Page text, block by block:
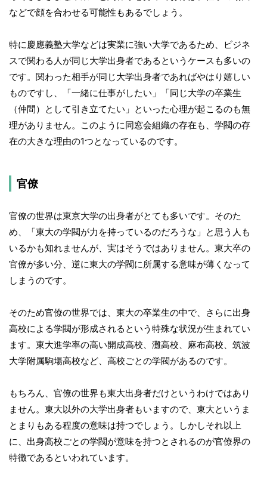
などで顔を合わせる可能性もあるでしょう。
特に慶應義塾大学などは実業に強い大学であるため、ビジネ
スで関わる人が同じ大学出身者であるというケースも多いの
です。関わった相手が同じ大学出身者であればやはり嬉しい
ものですし、「一緒に仕事がしたい」「同じ大学の卒業生
（仲間）として引き立てたい」といった心理が起こるのも無
理がありません。このように同窓会組織の存在も、学閥の存
在の大きな理由の1つとなっているのです。
官僚
官僚の世界は東京大学の出身者がとても多いです。そのた
め、「東大の学閥が力を持っているのだろうな」と思う人も
いるかも知れませんが、実はそうではありません。東大卒の
官僚が多い分、逆に東大の学閥に所属する意味が薄くなって
しまうのです。
そのため官僚の世界では、東大の卒業生の中で、さらに出身
高校による学閥が形成されるという特殊な状況が生まれてい
ます。東大進学率の高い開成高校、灘高校、麻布高校、筑波
大学附属駒場高校など、高校ごとの学閥があるのです。
もちろん、官僚の世界も東大出身者だけというわけではあり
ません。東大以外の大学出身者もいますので、東大というま
とまりもある程度の意味は持つでしょう。しかしそれ以上
に、出身高校ごとの学閥が意味を持つとされるのが官僚界の
特徴であるといわれています。